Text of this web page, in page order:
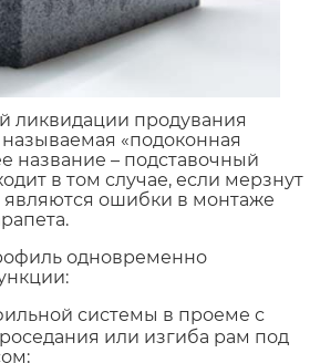
ликвидации продувания
называемая «подоконная
название – подставочный
в том случае, если мерзнут
ошибки в монтаже
одновременно
системы в проеме с
или изгиба рам под